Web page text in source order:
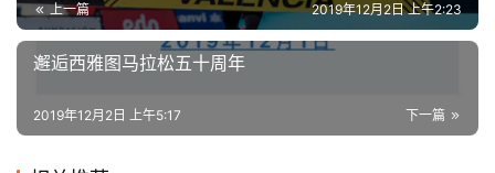
上一篇 2019年12月2日 上午2:23
邂逅西雅图马拉松五十周年
下一篇
2019年12月2日 上午5:17